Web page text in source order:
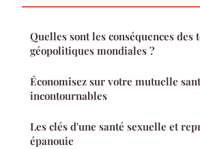
Quelles sont les conséquences des
géopolitiques mondiales ?
Économisez sur votre mutuelle
incontournables
Les clés d'une santé sexuelle et
épanouie